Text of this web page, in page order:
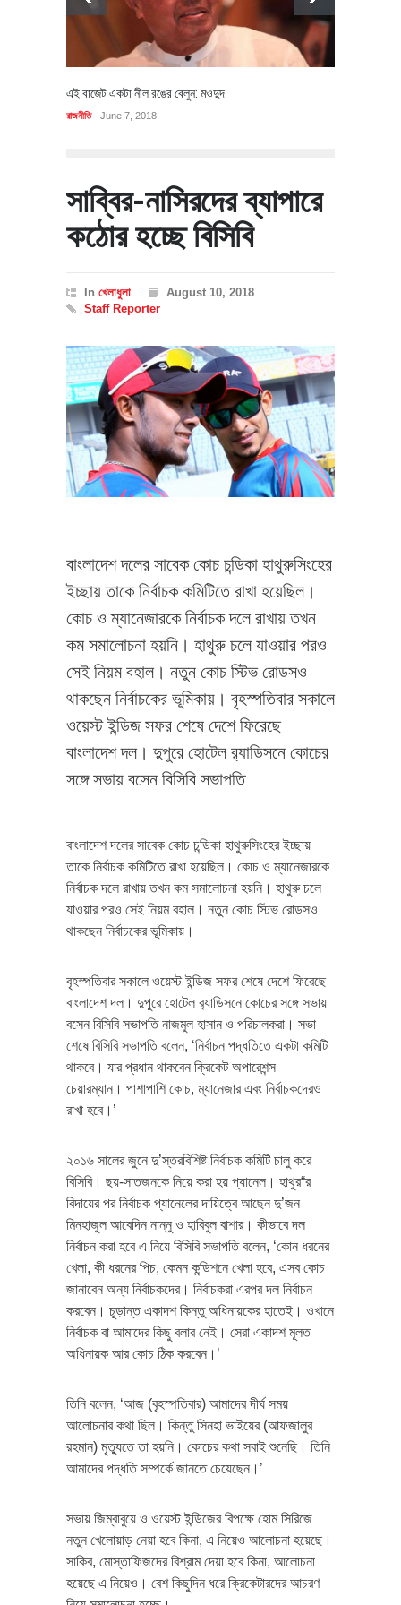
এই বাজেট একটা নীল রঙের বেলুন: মওদুদ
রাজনীতি June 7, 2018
সাব্বির-নাসিরদের ব্যাপারে
কঠোর হচ্ছে বিসিবি
In খেলাধুলা
August 10, 2018
Staff Reporter
বাংলাদেশ দলের সাবেক কোচ চন্ডিকা হাথুরুসিংহের
ইচ্ছায় তাকে নির্বাচক কমিটিতে রাখা হয়েছিল।
কোচ ও ম্যানেজারকে নির্বাচক দলে রাখায় তখন
কম সমালোচনা হয়নি। হাথুরু চলে যাওয়ার পরও
সেই নিয়ম বহাল। নতুন কোচ স্টিভ রোডসও
থাকছেন নির্বাচকের ভূমিকায়। বৃহস্পতিবার সকালে
ওয়েস্ট ইন্ডিজ সফর শেষে দেশে ফিরেছে
বাংলাদেশ দল। দুপুরে হোটেল র‌্যাডিসনে কোচের
সঙ্গে সভায় বসেন বিসিবি সভাপতি
বাংলাদেশ দলের সাবেক কোচ চন্ডিকা হাথুরুসিংহের ইচ্ছায়
তাকে নির্বাচক কমিটিতে রাখা হয়েছিল। কোচ ও ম্যানেজারকে
নির্বাচক দলে রাখায় তখন কম সমালোচনা হয়নি। হাথুরু চলে
যাওয়ার পরও সেই নিয়ম বহাল। নতুন কোচ স্টিভ রোডসও
থাকছেন নির্বাচকের ভূমিকায়।
বৃহস্পতিবার সকালে ওয়েস্ট ইন্ডিজ সফর শেষে দেশে ফিরেছে
বাংলাদেশ দল। দুপুরে হোটেল র‌্যাডিসনে কোচের সঙ্গে সভায়
বসেন বিসিবি সভাপতি নাজমুল হাসান ও পরিচালকরা। সভা
শেষে বিসিবি সভাপতি বলেন, ‘নির্বাচন পদ্ধতিতে একটা কমিটি
থাকবে। যার প্রধান থাকবেন ক্রিকেট অপারেশন্স
চেয়ারম্যান। পাশাপাশি কোচ, ম্যানেজার এবং নির্বাচকদেরও
রাখা হবে।’
২০১৬ সালের জুনে দু’স্তরবিশিষ্ট নির্বাচক কমিটি চালু করে
বিসিবি। ছয়-সাতজনকে নিয়ে করা হয় প্যানেল। হাথুর“র
বিদায়ের পর নির্বাচক প্যানেলের দায়িত্বে আছেন দু’জন
মিনহাজুল আবেদিন নান্নু ও হাবিবুল বাশার। কীভাবে দল
নির্বাচন করা হবে এ নিয়ে বিসিবি সভাপতি বলেন, ‘কোন ধরনের
খেলা, কী ধরনের পিচ, কেমন কন্ডিশনে খেলা হবে, এসব কোচ
জানাবেন অন্য নির্বাচকদের। নির্বাচকরা এরপর দল নির্বাচন
করবেন। চূড়ান্ত একাদশ কিন্তু অধিনায়কের হাতেই। ওখানে
নির্বাচক বা আমাদের কিছু বলার নেই। সেরা একাদশ মূলত
অধিনায়ক আর কোচ ঠিক করবেন।’
তিনি বলেন, ‘আজ (বৃহস্পতিবার) আমাদের দীর্ঘ সময়
আলোচনার কথা ছিল। কিন্তু সিনহা ভাইয়ের (আফজালুর
রহমান) মৃত্যুতে তা হয়নি। কোচের কথা সবাই শুনেছি। তিনি
আমাদের পদ্ধতি সম্পর্কে জানতে চেয়েছেন।’
সভায় জিম্বাবুয়ে ও ওয়েস্ট ইন্ডিজের বিপক্ষে হোম সিরিজে
নতুন খেলোয়াড় নেয়া হবে কিনা, এ নিয়েও আলোচনা হয়েছে।
সাকিব, মোস্তাফিজদের বিশ্রাম দেয়া হবে কিনা, আলোচনা
হয়েছে এ নিয়েও। বেশ কিছুদিন ধরে ক্রিকেটারদের আচরণ